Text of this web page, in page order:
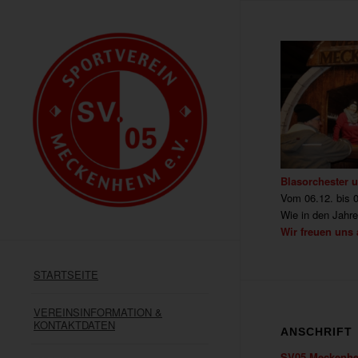
STARTSEITE
VEREINSINFORMATION &
KONTAKTDATEN
Blasorchester
Vom 06.12. bis
Wie in den
Wir freuen uns
ANSCHRIFT